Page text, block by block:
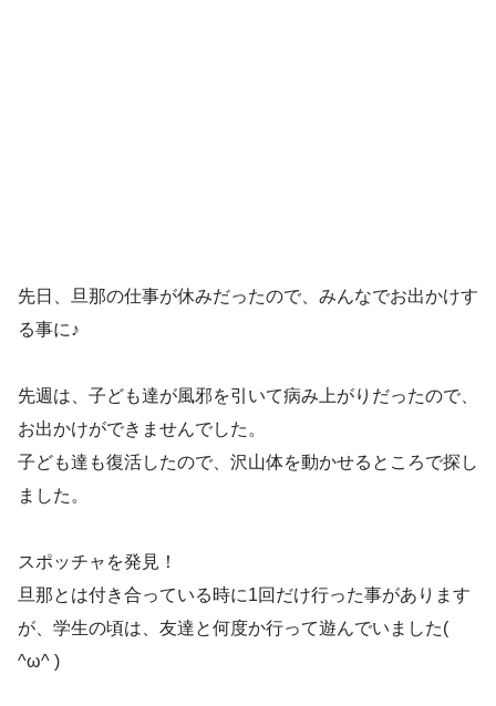
先日、旦那の仕事が休みだったので、みんなでお出かけす
る事に♪
先週は、子ども達が風邪を引いて病み上がりだったので、
お出かけができませんでした。
子ども達も復活したので、沢山体を動かせるところで探し
ました。
スポッチャを発見！
旦那とは付き合っている時に1回だけ行った事があります
が、学生の頃は、友達と何度か行って遊んでいました(
^ω^ )